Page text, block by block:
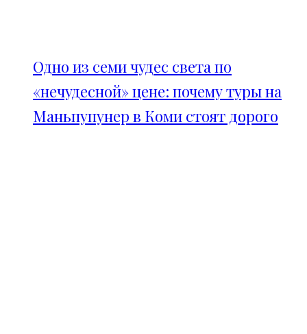
Одно из семи чудес света по
«нечудесной» цене: почему туры на
Маньпупунер в Коми стоят дорого